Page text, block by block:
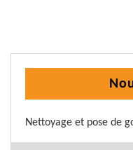
Nettoyage et pose de